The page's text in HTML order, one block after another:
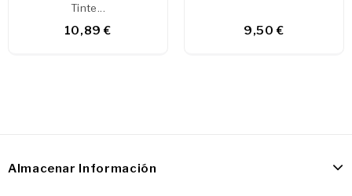
Tinte...
10,89 € 9,50 €
Almacenar Información